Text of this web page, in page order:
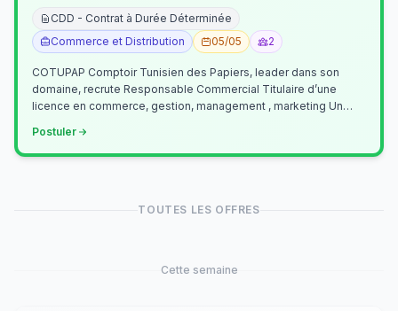
CDD - Contrat à Durée Déterminée
Commerce et Distribution
05/05 2
COTUPAP Comptoir Tunisien des Papiers, leader dans son
domaine, recrute Responsable Commercial Titulaire d’une
licence en commerce, gestion, management , marketing Un
Postuler
TOUTES LES OFFRES
Cette semaine